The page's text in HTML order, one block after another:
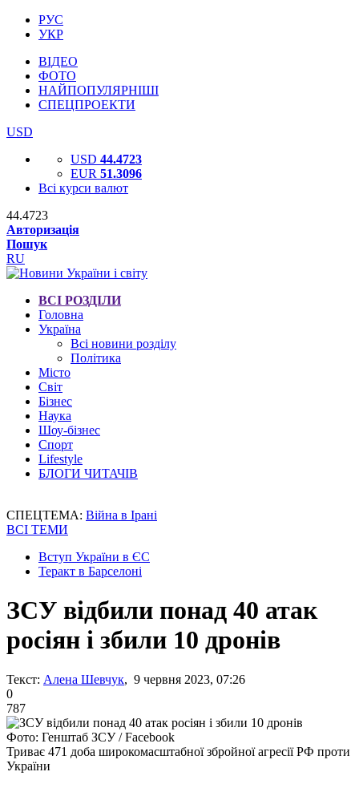
РУС
УКР
ВІДЕО
ФОТО
НАЙПОПУЛЯРНІШІ
СПЕЦПРОЕКТИ
USD
USD 44.4723
EUR 51.3096
Всі курси валют
44.4723
Авторизація
Пошук
RU
ВСІ РОЗДІЛИ
Головна
Україна
Всі новини розділу
Політика
Місто
Світ
Бізнес
Наука
Шоу-бізнес
Спорт
Lifestyle
БЛОГИ ЧИТАЧІВ
СПЕЦТЕМА: Війна в Ірані
ВСІ ТЕМИ
Вступ України в ЄС
Теракт в Барселоні
ЗСУ відбили понад 40 атак
росіян і збили 10 дронів
Текст: Алена Шевчук, 9 червня 2023, 07:26
0
787
Фото: Генштаб ЗСУ / Facebook
Триває 471 доба широкомасштабної збройної агресії РФ проти
України